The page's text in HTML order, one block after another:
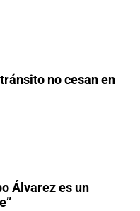
no cesan en
Álvarez es un